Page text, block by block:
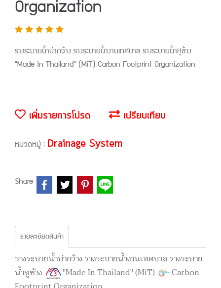
Organization
รางระบายน้ำบ่ากว้าง รางระบายน้ำงานเทศบาล รางระบายน้ำหูช้าง
"Made In Thailand" (MiT) Carbon Footprint Organization
เพิ่มรายการโปรด เปรียบเทียบ
หมวดหมู่ : Drainage System
Share
รายละเอียดสินค้า
รางระบายน้ำบ่ากว้าง รางระบายน้ำงานเทศบาล รางระบาย
น้ำหูช้าง
"Made In Thailand" (MiT)
Carbon